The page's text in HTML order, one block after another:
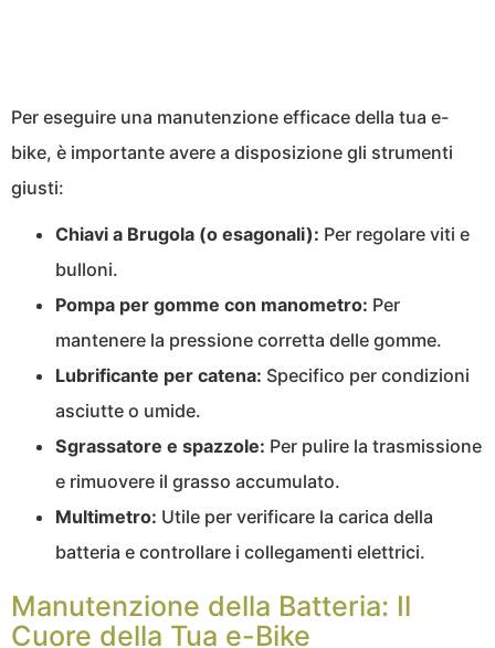
Per eseguire una manutenzione efficace della tua e-
bike, è importante avere a disposizione gli strumenti
giusti:
Chiavi a Brugola (o esagonali): Per regolare viti e
bulloni.
Pompa per gomme con manometro: Per
mantenere la pressione corretta delle gomme.
Lubrificante per catena: Specifico per condizioni
asciutte o umide.
Sgrassatore e spazzole: Per pulire la trasmissione
e rimuovere il grasso accumulato.
Multimetro: Utile per verificare la carica della
batteria e controllare i collegamenti elettrici.
Manutenzione della Batteria: Il
Cuore della Tua e-Bike